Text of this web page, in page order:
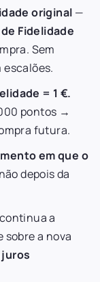
original —
Fidelidade
Sem
escalões.
= 1 €.
pontos →
futura.
em que o
depois da
a
sobre a nova
juros